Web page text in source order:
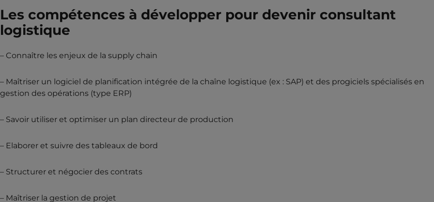
Les compétences à développer pour devenir consultant
logistique
– Connaître les enjeux de la supply chain
– Maîtriser un logiciel de planification intégrée de la chaîne logistique (ex : SAP) et des progiciels spécialisés en
gestion des opérations (type ERP)
– Savoir utiliser et optimiser un plan directeur de production
– Elaborer et suivre des tableaux de bord
– Structurer et négocier des contrats
– Maîtriser la gestion de projet